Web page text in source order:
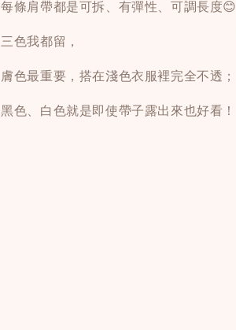
每條肩帶都是可拆、有彈性、可調長度😊
三色我都留，
膚色最重要，搭在淺色衣服裡完全不透；
黑色、白色就是即使帶子露出來也好看！